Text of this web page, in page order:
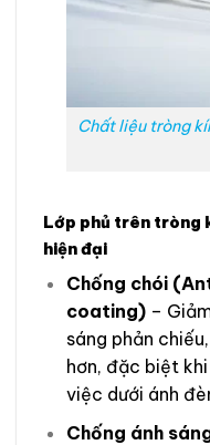
Chất liệu tròng
Lớp phủ trên tròng
hiện đại
Chống chói
coating)–
sáng phản
hơn, đặc biệt
việc dưới ánh
Chống ánh